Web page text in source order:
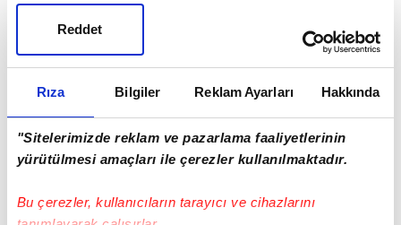
Rıza Bilgiler Reklam Ayarları Hakkında
"Sitelerimizde reklam ve pazarlama faaliyetlerinin
yürütülmesi amaçları ile çerezler kullanılmaktadır.
Bu çerezler, kullanıcıların tarayıcı ve cihazlarını
Reddet
çıkmayınca Fenerbahçe ve hakemlerde mi
sahaya çıkmayacak? Bu sorunun cevabını A
Spor'un usta yorumcusu Erman Toroğlu verdi..
Fenerbahçe